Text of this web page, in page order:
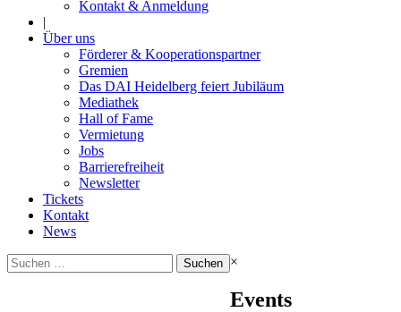
Kontakt & Anmeldung
|
Über uns
Förderer & Kooperationspartner
Gremien
Das DAI Heidelberg feiert Jubiläum
Mediathek
Hall of Fame
Vermietung
Jobs
Barrierefreiheit
Newsletter
Tickets
Kontakt
News
Suchen
nach:
×
Events